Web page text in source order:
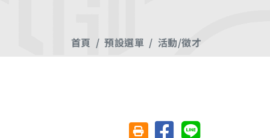
首頁 預設選單 活動/徵才
友善列印(另開視窗)
分享至臉書分享至 Line